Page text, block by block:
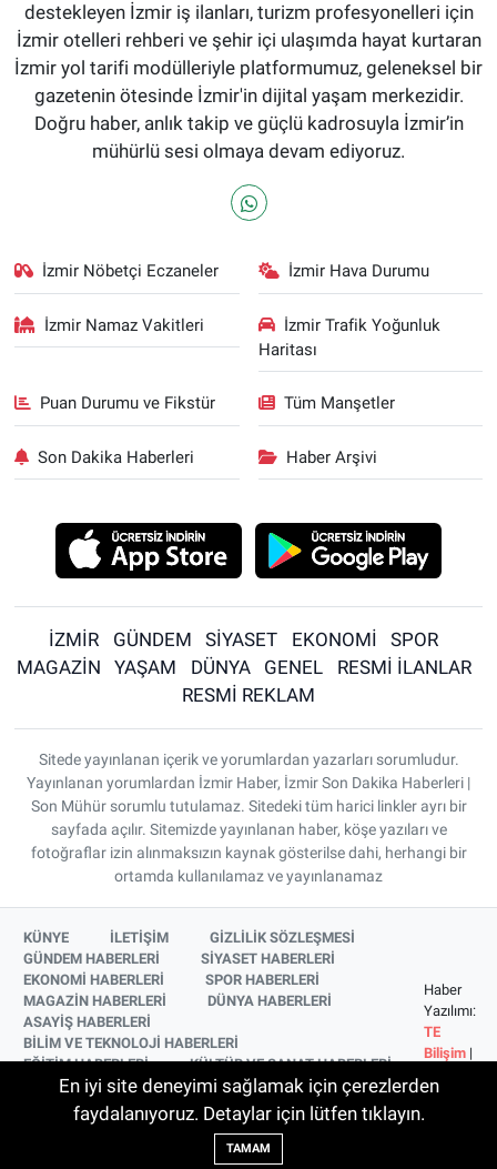
destekleyen İzmir iş ilanları, turizm profesyonelleri için
İzmir otelleri rehberi ve şehir içi ulaşımda hayat kurtaran
İzmir yol tarifi modülleriyle platformumuz, geleneksel bir
gazetenin ötesinde İzmir'in dijital yaşam merkezidir.
Doğru haber, anlık takip ve güçlü kadrosuyla İzmir’in
mühürlü sesi olmaya devam ediyoruz.
İzmir Nöbetçi Eczaneler İzmir Hava Durumu
İzmir Namaz Vakitleri
İzmir Trafik Yoğunluk
Haritası
Puan Durumu ve Fikstür Tüm Manşetler
Son Dakika Haberleri Haber Arşivi
İZMİR GÜNDEM SİYASET EKONOMİ
SPOR
MAGAZİN
YAŞAM DÜNYA GENEL
RESMİ İLANLAR
RESMİ REKLAM
Sitede yayınlanan içerik ve yorumlardan yazarları sorumludur.
Yayınlanan yorumlardan İzmir Haber, İzmir Son Dakika Haberleri |
Son Mühür sorumlu tutulamaz. Sitedeki tüm harici linkler ayrı bir
sayfada açılır. Sitemizde yayınlanan haber, köşe yazıları ve
fotoğraflar izin alınmaksızın kaynak gösterilse dahi, herhangi bir
ortamda kullanılamaz ve yayınlanamaz
KÜNYE İLETİŞİM
GİZLİLİK SÖZLEŞMESİ
GÜNDEM HABERLERİ
SİYASET HABERLERİ
EKONOMİ HABERLERİ
SPOR HABERLERİ
MAGAZİN HABERLERİ
DÜNYA HABERLERİ
ASAYİŞ HABERLERİ
BİLİM VE TEKNOLOJİ HABERLERİ
EĞİTİM HABERLERİ
KÜLTÜR VE SANAT HABERLERİ
SAĞLIK HABERLERİ
YAŞAM HABERLERİ
YEREL HABERLER
İZMİR HABERLERİ
SİNEMA VE TELEVİZYON HABERLERİ
Haber
Yazılımı:
TE
Bilişim |
© 2026
En iyi site deneyimi sağlamak için çerezlerden
faydalanıyoruz. Detaylar için lütfen tıklayın.
TAMAM